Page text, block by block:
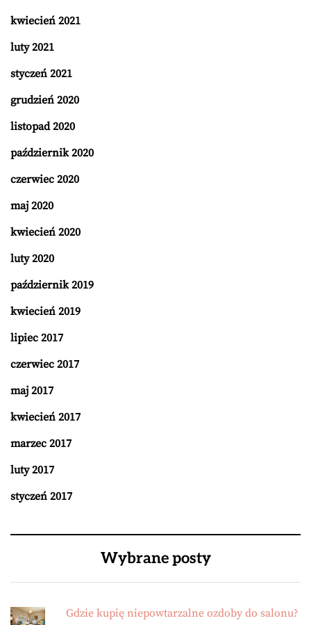
kwiecień 2021
luty 2021
styczeń 2021
grudzień 2020
listopad 2020
październik 2020
czerwiec 2020
maj 2020
kwiecień 2020
luty 2020
październik 2019
kwiecień 2019
lipiec 2017
czerwiec 2017
maj 2017
kwiecień 2017
marzec 2017
luty 2017
styczeń 2017
Wybrane posty
Gdzie kupię niepowtarzalne ozdoby do salonu?